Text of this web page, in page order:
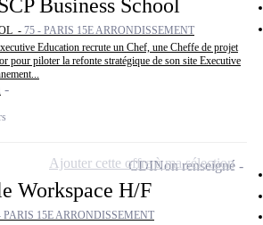
Business School
- 75 - PARIS 15E ARRONDISSEMENT
Education recrute un Chef, une Cheffe de projet
pour piloter la refonte stratégique de son site Executive
Workspace H/F
PARIS 15E ARRONDISSEMENT
CDINon renseigné
Ajouter cette offre à ma sélection